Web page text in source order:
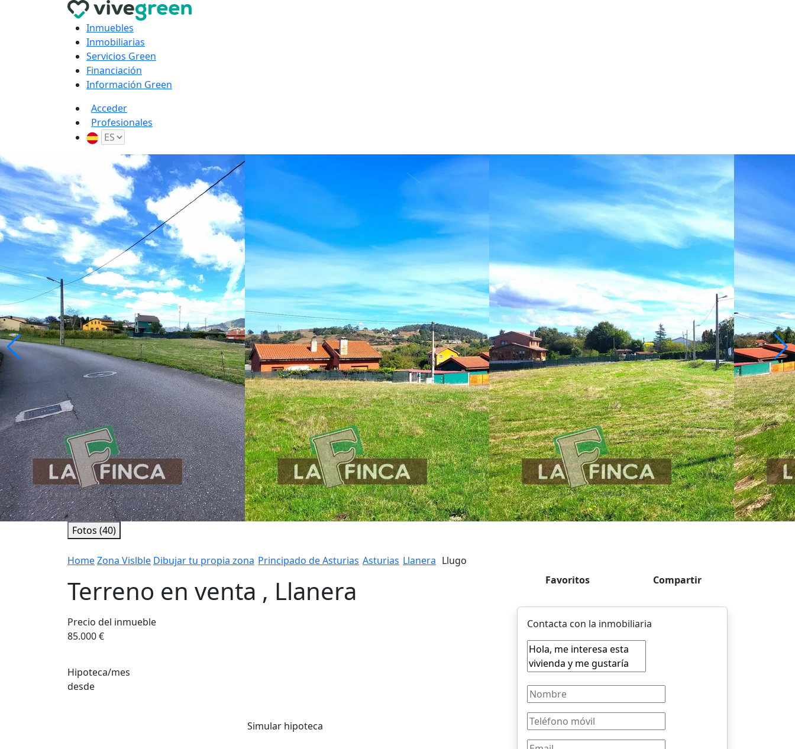
Inmuebles
Inmobiliarias
Servicios Green
Financiación
Información Green
Acceder
Profesionales
Fotos (40)
HomeZona Vislble Dibujar tu propia zona Principado de Asturias Asturias Llanera Llugo
Terreno en venta , Llanera
Precio del inmueble
85.000 €
Hipoteca/mes
desde
Simular hipoteca
Favoritos Compartir
Contacta con la inmobiliaria